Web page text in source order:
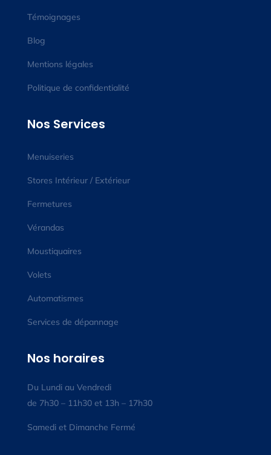
Témoignages
Blog
Mentions légales
Politique de confidentialité
Nos Services
Menuiseries
Stores Intérieur / Extérieur
Fermetures
Vérandas
Moustiquaires
Volets
Automatismes
Services de dépannage
Nos horaires
Du Lundi au Vendredi
de 7h30 – 11h30 et 13h – 17h30
Samedi et Dimanche Fermé